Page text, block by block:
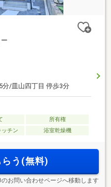
分/皿山四丁目 停歩3分
所有権
ッチン 浴室乾燥機
らう(無料)
のお問い合わせページへ移動します